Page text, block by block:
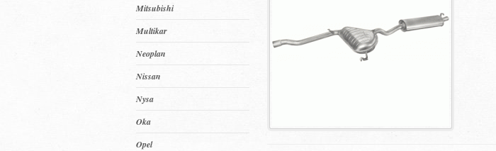
Mitsubishi
Multikar
Neoplan
Nissan
Nysa
Oka
Opel